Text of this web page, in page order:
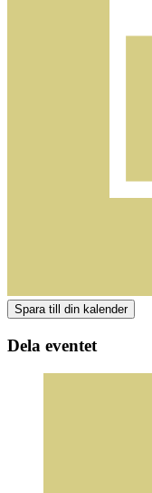
Dela eventet